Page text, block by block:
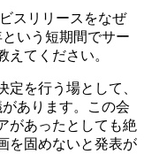
スリリースをなぜ
いう短期間でサー
えてください。
定を行う場として、
あります。この会
があったとしても絶
を固めないと発表が